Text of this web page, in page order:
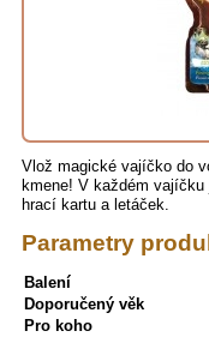
Vlož magické vajíčko do
kmene! V každém
hrací kartu a letáček.
Parametry
Balení
Doporučený věk
Pro koho